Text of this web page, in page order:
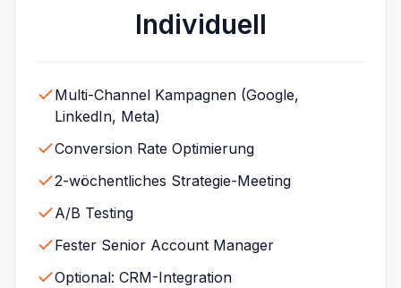
Individuell
Multi-Channel Kampagnen (Google,
LinkedIn, Meta)
Conversion Rate Optimierung
2-wöchentliches Strategie-Meeting
A/B Testing
Fester Senior Account Manager
Optional: CRM-Integration